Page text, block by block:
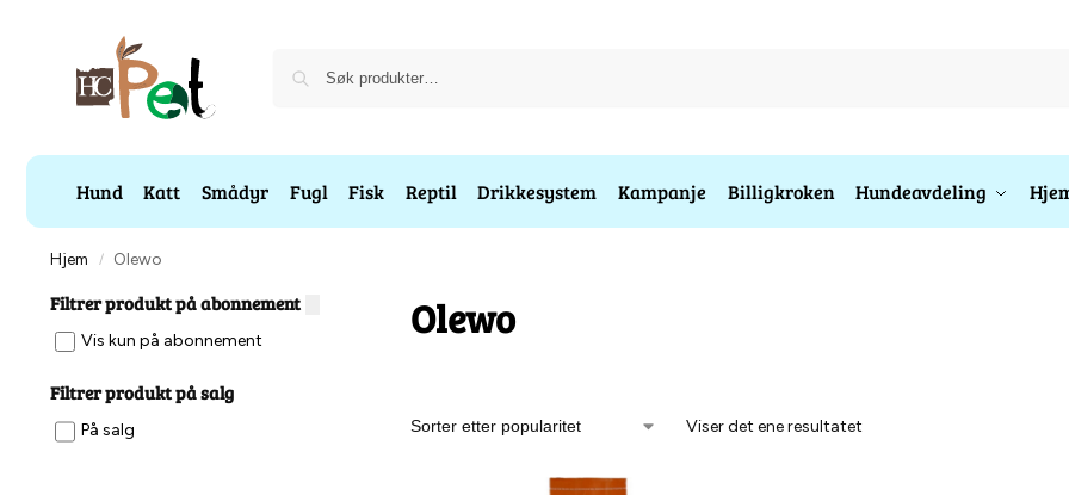
Hund Katt Smådyr Fugl Fisk Reptil Drikkesystem Kampanje Billigkroken Hundeavdeling
Hjem / Olewo
Olewo
Viser det ene resultatet
Filtrer produkt på abonnement
Vis kun på abonnement
Filtrer produkt på salg
På salg